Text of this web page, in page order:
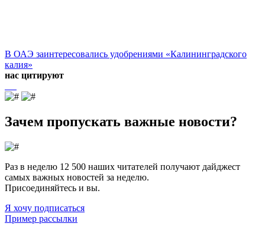
В ОАЭ заинтересовались удобрениями «Калининградского
калия»
нас цитируют
Зачем пропускать важные новости?
Раз в неделю 12 500 наших читателей получают дайджест
самых важных новостей за неделю.
Присоединяйтесь и вы.
Я хочу подписаться
Пример рассылки